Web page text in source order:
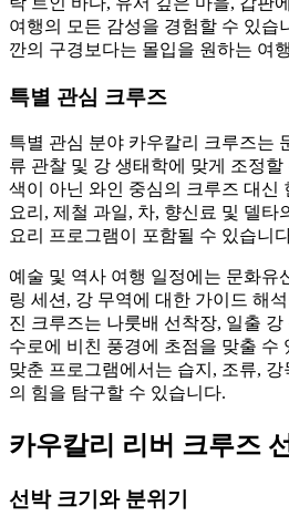
여행의 모든 감성을 경험할 수 있습
깐의 구경보다는 몰입을 원하는 여
특별 관심 크루즈
특별 관심 분야 카우칼리 크루즈는
류 관찰 및 강 생태학에 맞게 조정
색이 아닌 와인 중심의 크루즈 대신
요리, 제철 과일, 차, 향신료 및 델타
요리 프로그램이 포함될 수 있습니
예술 및 역사 여행 일정에는 문화유
링 세션, 강 무역에 대한 가이드 해
진 크루즈는 나룻배 선착장, 일출
수로에 비친 풍경에 초점을 맞출 수
맞춘 프로그램에서는 습지, 조류,
의 힘을 탐구할 수 있습니다.
카우칼리 리버 크루즈
선박 크기와 분위기